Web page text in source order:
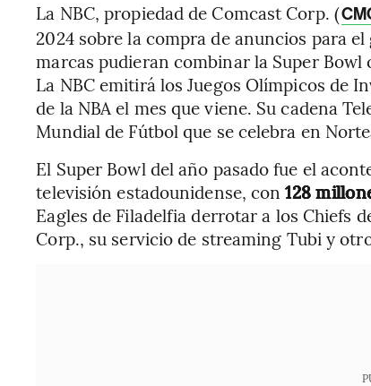
La NBC, propiedad de Comcast Corp. (
2024 sobre la compra de anuncios para
marcas pudieran combinar la Super
La NBC emitirá los Juegos Olímpicos de
de la NBA el mes que viene. Su cadena
Mundial de Fútbol que se celebra en
El Super Bowl del año pasado fue el
televisión estadounidense, con128
Eagles de Filadelfia derrotar a los Chiefs
Corp., su servicio de streaming Tubi y